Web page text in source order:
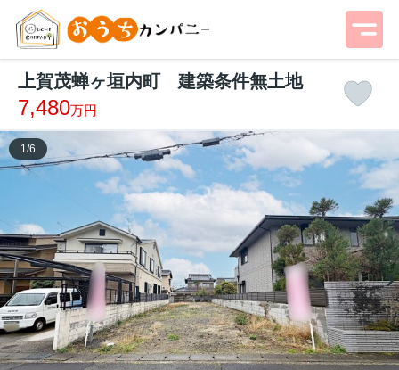
上賀茂蝉ヶ垣内町 建築条件無土地
7,480万円
1 /6